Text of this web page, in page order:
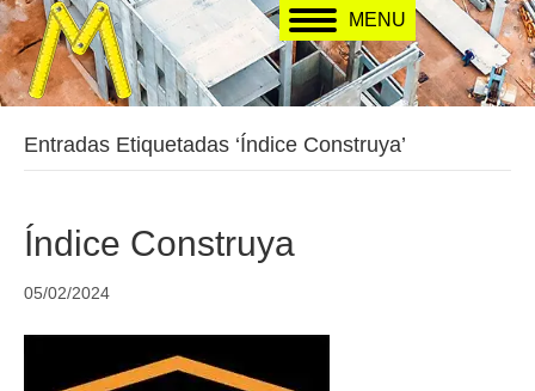
MENU
Entradas Etiquetadas ‘Índice Construya’
Índice Construya
05/02/2024